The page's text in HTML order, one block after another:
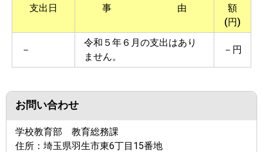
支出日 事 由
額
(円)
－
令和５年６月の支出はあり
ません。
－円
お問い合わせ
学校教育部 教育総務課
住所： 埼玉県羽生市東6丁目15番地